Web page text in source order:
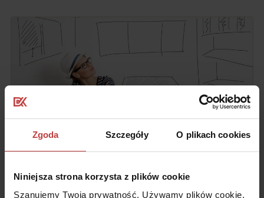
Zgoda Szczegóły O plikach cookies
Niniejsza strona korzysta z plików cookie
Szanujemy Twoją prywatność. Używamy plików cookie,
Rynek pierwotny – co to takiego?